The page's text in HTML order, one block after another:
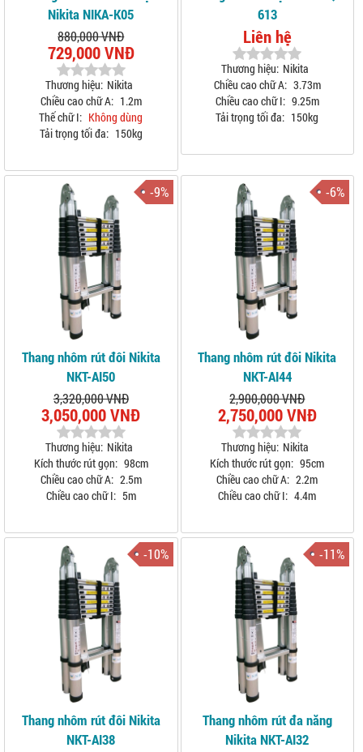
Nikita NIKA-K05
880,000 VNĐ
729,000 VNĐ
Thương hiệu: Nikita
Chiều cao chữ A: 1.2m
Thế chữ I: Không dùng
Tải trọng tối đa: 150kg
613
Liên hệ
Thương hiệu: Nikita
Chiều cao chữ A: 3.73m
Chiều cao chữ I: 9.25m
Tải trọng tối đa: 150kg
-9%
Thang nhôm rút đôi Nikita
NKT-AI50
3,320,000 VNĐ
3,050,000 VNĐ
Thương hiệu: Nikita
Kích thước rút gọn: 98cm
Chiều cao chữ A: 2.5m
Chiều cao chữ I: 5m
-6%
Thang nhôm rút đôi Nikita
NKT-AI44
2,900,000 VNĐ
2,750,000 VNĐ
Thương hiệu: Nikita
Kích thước rút gọn: 95cm
Chiều cao chữ A: 2.2m
Chiều cao chữ I: 4.4m
-10%
Thang nhôm rút đôi Nikita
NKT-AI38
-11%
Thang nhôm rút đa năng
Nikita NKT-AI32